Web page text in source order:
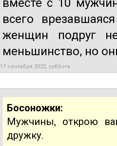
вместе с 10
всего
женщин подруг
меньшинство, но
17 сентября 2022, суббота
Босоножки:
Мужчины, открою
дружку.